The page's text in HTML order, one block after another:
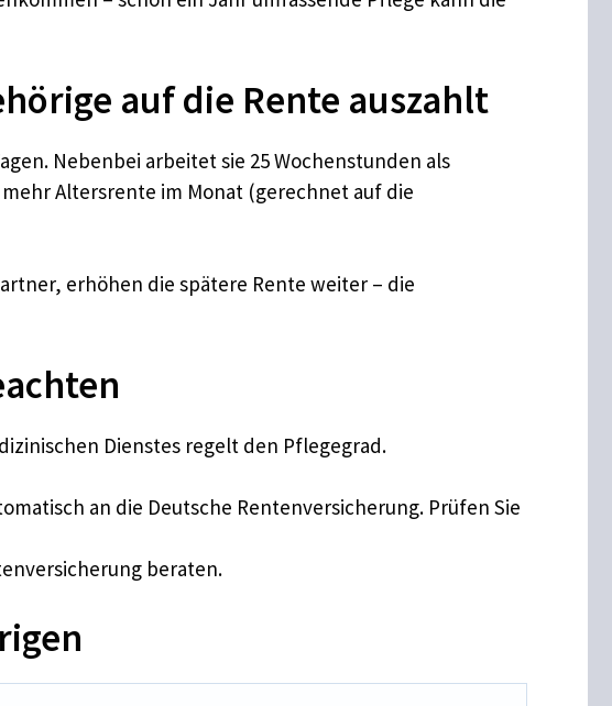
auf die Rente auszahlt
Nebenbei arbeitet sie 25 Wochenstunden als
Altersrente im Monat (gerechnet auf die
erhöhen die spätere Rente weiter – die
Dienstes regelt den Pflegegrad.
an die Deutsche Rentenversicherung. Prüfen Sie
beraten.